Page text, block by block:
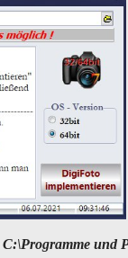
C:\Programme und